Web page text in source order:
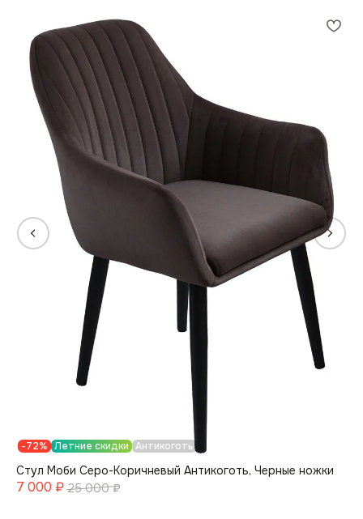
-72% Летние скидки Антикоготь
Стул Моби Серо-Коричневый Антикоготь, Черные ножки
7 000 ₽ 25 000 ₽